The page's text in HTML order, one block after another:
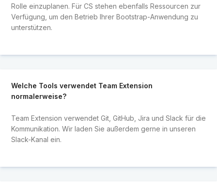
Rolle einzuplanen. Für CS stehen ebenfalls Ressourcen zur
Verfügung, um den Betrieb Ihrer Bootstrap-Anwendung zu
unterstützen.
Welche Tools verwendet Team Extension
normalerweise?
Team Extension verwendet Git, GitHub, Jira und Slack für die
Kommunikation. Wir laden Sie außerdem gerne in unseren
Slack-Kanal ein.